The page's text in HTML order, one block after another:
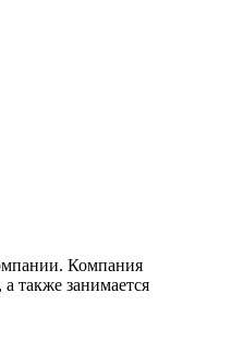
Компания
также занимается